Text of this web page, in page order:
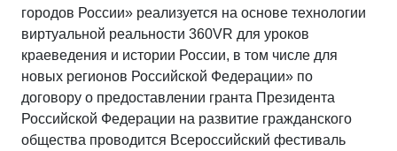
городов России» реализуется на основе технологии
виртуальной реальности 360VR для уроков
краеведения и истории России, в том числе для
новых регионов Российской Федерации» по
договору о предоставлении гранта Президента
Российской Федерации на развитие гражданского
общества проводится Всероссийский фестиваль